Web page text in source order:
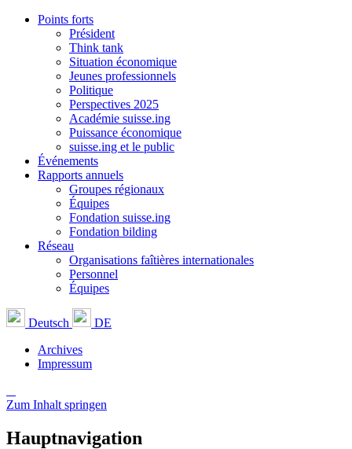
Points forts
Président
Think tank
Situation économique
Jeunes professionnels
Politique
Perspectives 2025
Académie suisse.ing
Puissance économique
suisse.ing et le public
Événements
Rapports annuels
Groupes régionaux
Équipes
Fondation suisse.ing
Fondation bilding
Réseau
Organisations faîtières internationales
Personnel
Équipes
Deutsch
DE
Archives
Impressum
Zum Inhalt springen
Hauptnavigation